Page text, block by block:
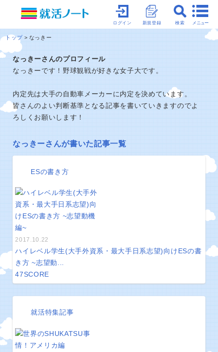
メニュー
検索
新規登録
ログイン
トップ なっきー
なっきーさんのプロフィール
なっきーです！野球観戦が好きな女子大です。
内定先は大手の自動車メーカーに内定を決めています。
皆さんのよい判断基準となる記事を書いていきますのでよ
ろしくお願いします！
なっきーさんが書いた記事一覧
ESの書き方
2017.10.22
ハイレベル学生(大手外資系・最大手日系志望)向けESの書
き方 ~志望動...
47SCORE
就活特集記事